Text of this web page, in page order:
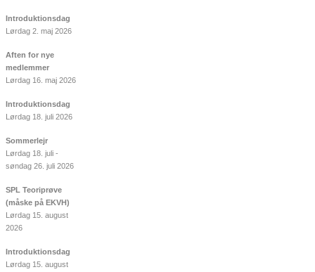
Introduktionsdag
Lørdag 2. maj 2026
Aften for nye
medlemmer
Lørdag 16. maj 2026
Introduktionsdag
Lørdag 18. juli 2026
Sommerlejr
Lørdag 18. juli -
søndag 26. juli 2026
SPL Teoriprøve
(måske på EKVH)
Lørdag 15. august
2026
Introduktionsdag
Lørdag 15. august